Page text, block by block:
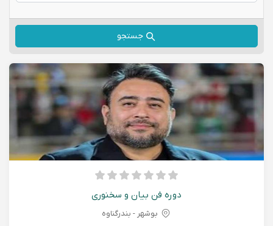
جستجو
دوره فن بیان و سخنوری
بوشهر - بندرگناوه